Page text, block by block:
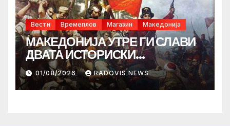
Вести Времеплов Магазин Македонија
МАКЕДОНИЈА УТРЕ ГИ СЛАВИ
ДВАТА ИСТОРИСКИ
ИЛИНДЕНА!
01/08/2026 RADOVIS NEWS